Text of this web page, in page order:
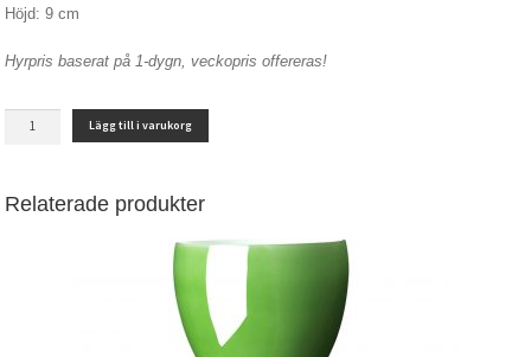
Höjd: 9 cm
Hyrpris baserat på 1-dygn, veckopris offereras!
Lägg till i varukorg
Relaterade produkter